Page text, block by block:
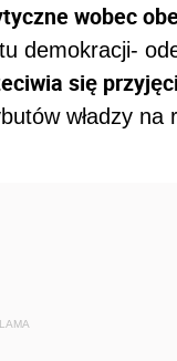
wobec
demokracji-
się
władzy na